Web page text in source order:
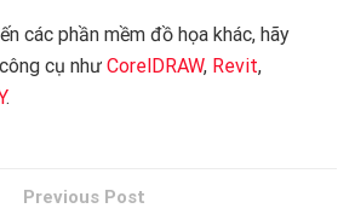
các phần mềm đồ họa khác, hãy
cụ như CorelDRAW, Revit,
.